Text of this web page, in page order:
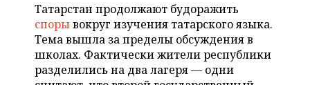
ТОРГОВЫЕ ЦЕНТРЫ
ТАТАРСТАНА
ИНВЕСТИЦИИ
МАШИНОСТРОЕНИЕ
НЕФТЕХИМИЯ
НЕФТЬ
НОВОСТИ БИЗНЕСА
РОЗНИЧНАЯ ТОРГОВЛЯ
ТЕХНОЛОГИИ
НОВОСТИ ТЕХНОЛОГИЙ
МЕРОПРИЯТИЯ
Татарстан продолжают будоражить
спорывокруг изучения татарского языка.
Тема вышла за пределы обсуждения в
школах. Фактически жители республики
разделились на два лагеря — одни